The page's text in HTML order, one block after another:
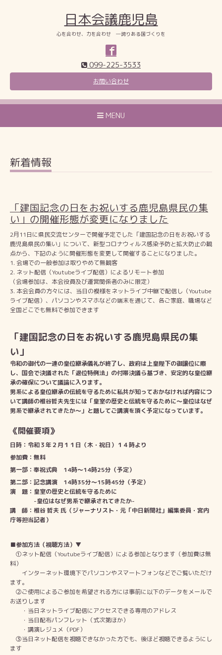
日本会議鹿児島
心を合わせ、力を合わせ ―誇りある国づくりを
099-225-3533
お問い合わせ
MENU
新着情報
「建国記念の日をお祝いする鹿児島県民の集
い」の開催形態が変更になりました
2月11日に県民交流センターで開催予定でした「建国記念の日をお祝いする
鹿児島県民の集い」について、新型コロナウィルス感染予防と拡大防止の観
点から、下記のように開催形態を変更して開催することになりました。
会場での一般参加は取りやめて無観客
ネット配信（Youtubeライブ配信）によるリモート参加
（会場参加は、本会役員及び運営関係者のみに限定）
本会会員の方々には、当日の模様をネットライブ中継で配信し（Youtube
ライブ配信）、パソコンやスマホなどの端末を通じて、各ご家庭、職場など
全国どこでも無料で参加できます
「建国記念の日をお祝いする鹿児島県民の集
い」
令和の御代の一連の皇位継承儀礼が終了し、政府は上皇陛下の御譲位に際
し、国会で決議された「退位特例法」の付帯決議ら基づき、安定的な皇位継
承の確保について議論に入ります。
男系による皇位継承の伝統を守るために私共が知っておかなければ内容につ
いて講師の椎谷哲夫先生には「皇室の歴史と伝統を守るために～皇位はなぜ
男系で継承されてきたか～」と題してご講演を頂く予定になっています。
《開催要項》
日時：令和３年２月１１日（木・祝日）１４時より
参加費： 無料
第一部：奉祝式典 14時～14時25分（予定）
第二部：記念講演 14時35分～15時45分（予定）
演 題：皇室の歴史と伝統を守るために
-皇位はなぜ男系で継承されてきたか-
講 師：椎谷 哲夫 氏（ジャーナリスト・元「中日新聞社」編集委員・宮内
庁等担当記者）
■参加方法（視聴方法）▼
①ネット配信（Youtubeライブ配信）による参加となります（参加費は無
料）
インターネット環境下でパソコンやスマートフォンなどでご覧いただけ
ます。
②ご使用によるご参加を希望される方には事前に以下のデータをメールで
お送りします
・当日ネットライブ配信にアクセスできる専用のアドレス
・当日配布パンフレット（式次第ほか）
・講演レジュメ（PDF）
③当日ネット配信を視聴できなかった方でも、後ほど視聴できるようにし
ます